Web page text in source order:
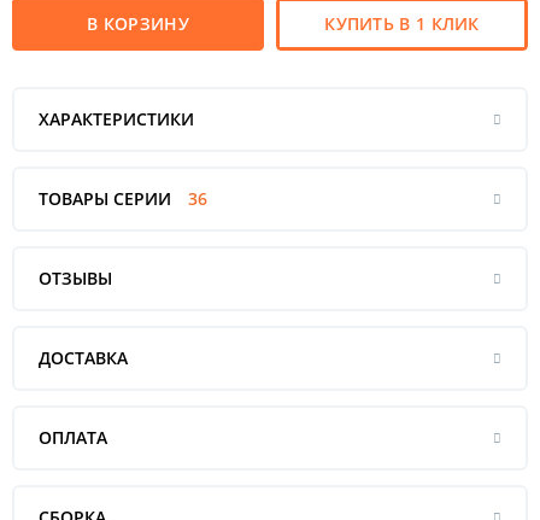
В КОРЗИНУ КУПИТЬ В 1 КЛИК
ХАРАКТЕРИСТИКИ
ТОВАРЫ СЕРИИ 36
ОТЗЫВЫ
ДОСТАВКА
ОПЛАТА